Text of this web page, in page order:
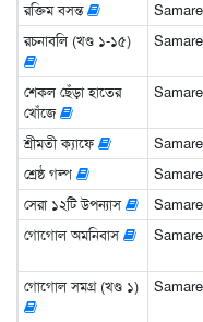
রক্তিম বসন্ত
রচনাবলি (খণ্ড ১-১৫)
শেকল ছেঁড়া হাতের
খোঁজে
শ্রীমতী ক্যাফে
শ্রেষ্ঠ গল্প
সেরা ১২টি উপন্যাস
গোগোল অমনিবাস
গোগোল সমগ্র (খণ্ড ১)